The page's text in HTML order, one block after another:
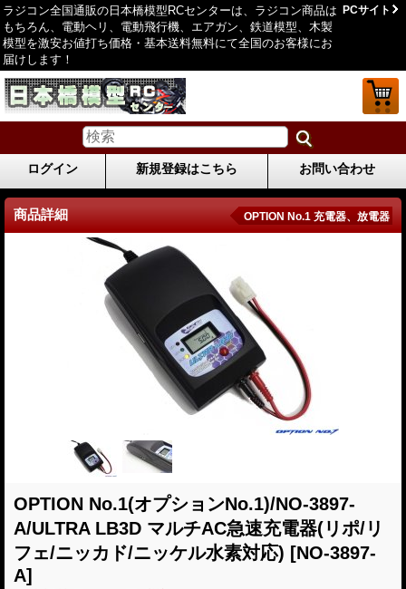
ラジコン全国通販の日本橋模型RCセンターは、ラジコン商品は
もちろん、電動ヘリ、電動飛行機、エアガン、鉄道模型、木製
模型を激安お値打ち価格・基本送料無料にて全国のお客様にお
届けします！
PCサイト
ログイン 新規登録はこちら お問い合わせ
商品詳細 OPTION No.1 充電器、放電器
OPTION No.1(オプションNo.1)/NO-3897-
A/ULTRA LB3D マルチAC急速充電器(リポ/リ
フェ/ニッカド/ニッケル水素対応) [NO-3897-
A]